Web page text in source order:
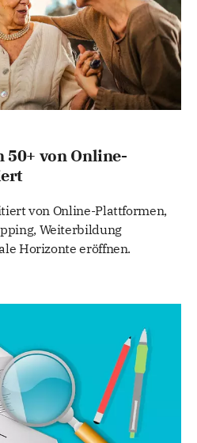
50+ von Online-
von Online-Plattformen,
Weiterbildung
Horizonte eröffnen.